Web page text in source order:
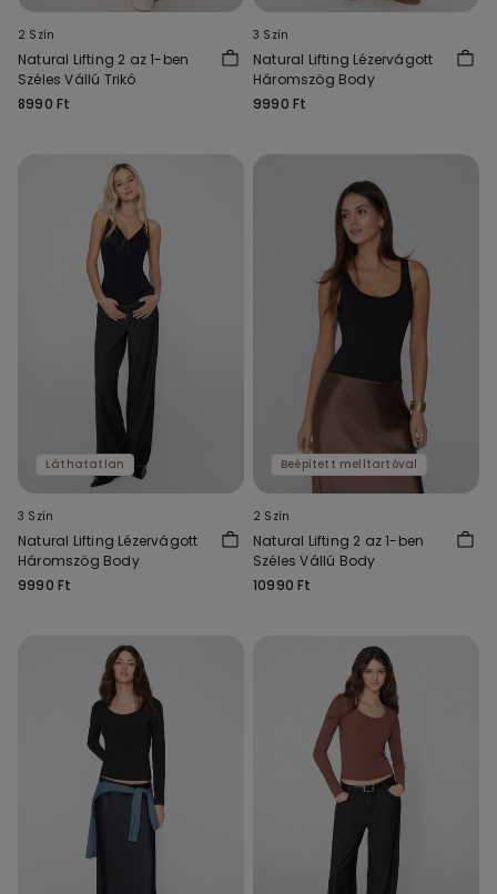
2 Szín
Natural Lifting 2 az 1-ben
Széles Vállú Trikó
8990 Ft
3 Szín
Natural Lifting Lézervágott
Háromszög Body
9990 Ft
Láthatatlan
3 Szín
Natural Lifting Lézervágott
Háromszög Body
9990 Ft
Beépített melltartóval
2 Szín
Natural Lifting 2 az 1-ben
Széles Vállú Body
10990 Ft